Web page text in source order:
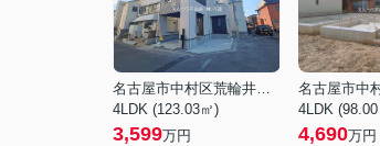
名古屋市中村区荒輪井町２丁目
4LDK (123.03㎡)
3,599万円
4LDK
4,690万円